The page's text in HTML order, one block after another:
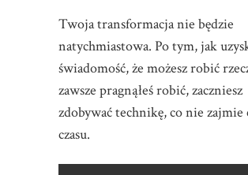
Twoja transformacja nie będzie
natychmiastowa. Po tym, jak
świadomość, że możesz robić
zawsze pragnąłeś robić, zaczniesz
zdobywać technikę, co nie zajmie
czasu.